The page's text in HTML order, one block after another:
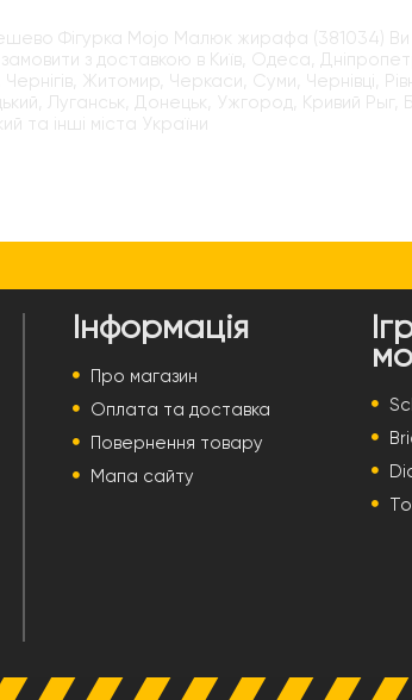
Фігурка Mojo Малюк жирафа (381034)
з доставкою в Київ, Одеса,
Житомир, Черкаси, Суми, Чернівці,
Луганськ, Донецьк, Ужгород, Кривий
та інші міста України
Інформація
Про магазин
Оплата та доставка
Повернення товару
Мапа сайту